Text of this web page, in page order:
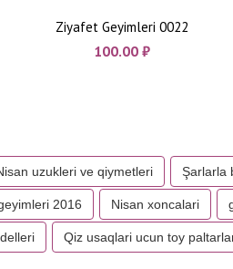
Ziyafet Geyimleri 0022
100.00 ₼
uzukleri ve qiymetleri Şarlarla
2016 Nisan xoncalari
Qiz usaqlari ucun toy